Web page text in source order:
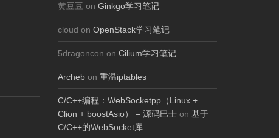
黄豆豆 on Ginkgo学习笔记
cloud on OpenStack学习笔记
5dragoncon on Cilium学习笔记
Archebon 重温iptables
C/C++编程：WebSocketpp（Linux +
Clion + boostAsio） – 源码巴士on 基于
C/C++的WebSocket库